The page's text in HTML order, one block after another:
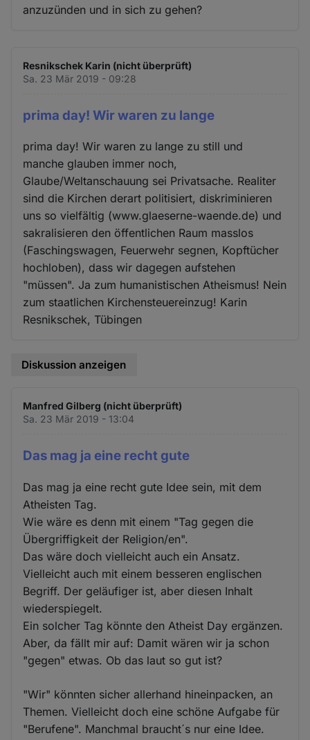
anzuzünden und in sich zu gehen?
Resnikschek Karin (nicht überprüft)
Sa. 23 Mär 2019 - 09:28
prima day! Wir waren zu lange
prima day! Wir waren zu lange zu still und
manche glauben immer noch,
Glaube/Weltanschauung sei Privatsache. Realiter
sind die Kirchen derart politisiert, diskriminieren
uns so vielfältig (www.glaeserne-waende.de) und
sakralisieren den öffentlichen Raum masslos
(Faschingswagen, Feuerwehr segnen, Kopftücher
hochloben), dass wir dagegen aufstehen
"müssen". Ja zum humanistischen Atheismus! Nein
zum staatlichen Kirchensteuereinzug! Karin
Resnikschek, Tübingen
Diskussion anzeigen
Manfred Gilberg (nicht überprüft)
Sa. 23 Mär 2019 - 13:04
Das mag ja eine recht gute
Das mag ja eine recht gute Idee sein, mit dem
Atheisten Tag.
Wie wäre es denn mit einem "Tag gegen die
Übergriffigkeit der Religion/en".
Das wäre doch vielleicht auch ein Ansatz.
Vielleicht auch mit einem besseren englischen
Begriff. Der geläufiger ist, aber diesen Inhalt
wiederspiegelt.
Ein solcher Tag könnte den Atheist Day ergänzen.
Aber, da fällt mir auf: Damit wären wir ja schon
"gegen" etwas. Ob das laut so gut ist?
"Wir" könnten sicher allerhand hineinpacken, an
Themen. Vielleicht doch eine schöne Aufgabe für
"Berufene". Manchmal braucht´s nur eine Idee.